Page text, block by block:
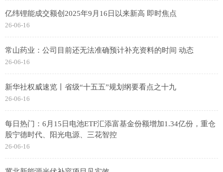
亿纬锂能成交额创2025年9月16日以来新高 即时焦点
26-06-16
常山药业：公司目前还无法准确预计补充资料的时间 动态
26-06-16
新华社权威速览丨省级“十五五”规划纲要看点之十九
26-06-16
每日热门：6月15日电池ETF汇添富基金份额增加1.34亿份，重仓
股宁德时代、阳光电源、三花智控
26-06-16